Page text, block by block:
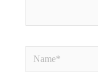
Name*